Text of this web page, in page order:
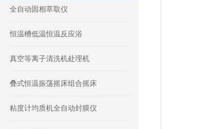
全自动固相萃取仪
恒温槽低温恒温反应浴
真空等离子清洗机处理机
叠式恒温振荡摇床组合摇床
粘度计均质机全自动封膜仪